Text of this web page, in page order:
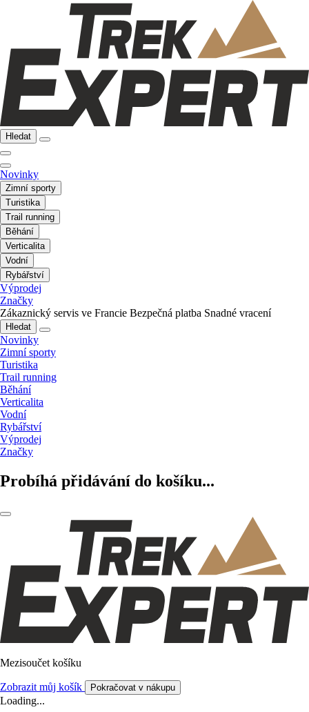
Hledat
Novinky
Zimní sporty
Turistika
Trail running
Běhání
Verticalita
Vodní
Rybářství
Výprodej
Značky
Zákaznický servis ve Francie Bezpečná platba Snadné vracení
Hledat
Novinky
Zimní sporty
Turistika
Trail running
Běhání
Verticalita
Vodní
Rybářství
Výprodej
Značky
Probíhá přidávání do košíku...
Mezisoučet košíku
Zobrazit můj košík Pokračovat v nákupu
Loading...